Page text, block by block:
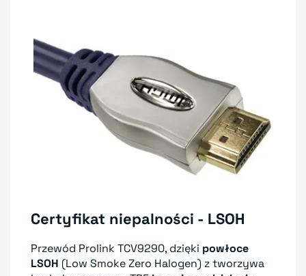
Certyfikat niepalności - LSOH
Przewód Prolink TCV9290, dzięki powłoce
LSOH (Low Smoke Zero Halogen) z tworzywa